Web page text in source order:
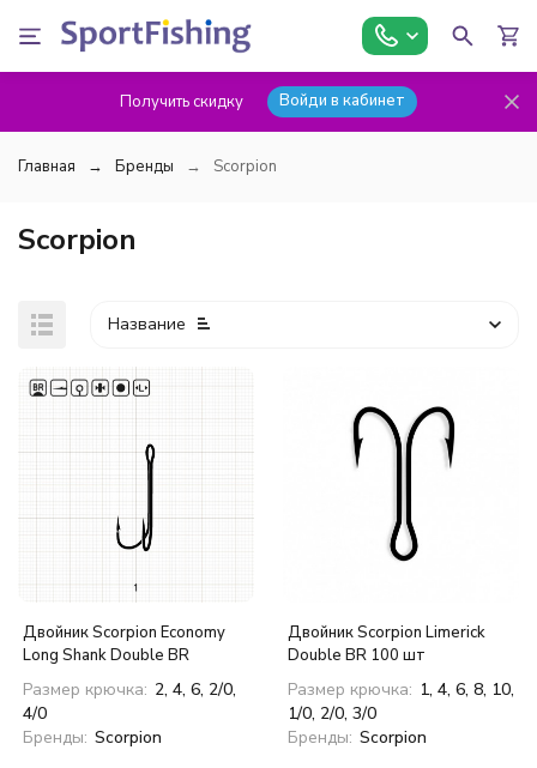
Получить скидку Войди в кабинет
Главная Бренды Scorpion
Scorpion
Название
Двойник Scorpion Economy
Long Shank Double BR
Размер крючка: 2, 4, 6, 2/0,
4/0
Бренды: Scorpion
Двойник Scorpion Limerick
Double BR 100 шт
Размер крючка: 1, 4, 6, 8, 10,
1/0, 2/0, 3/0
Бренды: Scorpion